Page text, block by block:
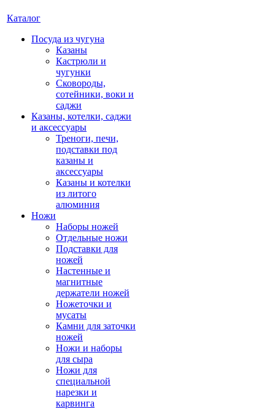
Каталог
Посуда из чугуна
Казаны
Кастрюли и
чугунки
Сковороды,
сотейники, воки и
саджи
Казаны, котелки, саджи
и аксессуары
Треноги, печи,
подставки под
казаны и
аксессуары
Казаны и котелки
из литого
алюминия
Ножи
Наборы ножей
Отдельные ножи
Подставки для
ножей
Настенные и
магнитные
держатели ножей
Ножеточки и
мусаты
Камни для заточки
ножей
Ножи и наборы
для сыра
Ножи для
специальной
нарезки и
карвинга